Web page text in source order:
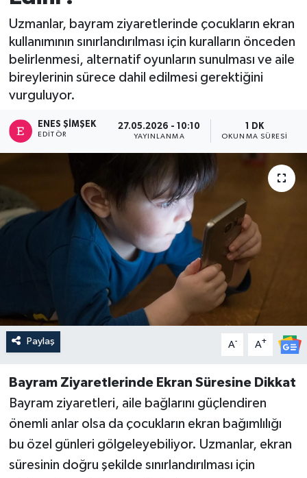
Uzmanlar, bayram ziyaretlerinde çocukların ekran
kullanımının sınırlandırılması için kuralların önceden
belirlenmesi, alternatif oyunların sunulması ve aile
bireylerinin sürece dahil edilmesi gerektiğini
vurguluyor.
ENES ŞIMŞEK
EDITÖR
27.05.2026 - 10:10
YAYINLANMA
1 DK
OKUNMA SÜRESI
Paylaş A- A+
Bayram Ziyaretlerinde Ekran Süresine Dikkat
Bayram ziyaretleri, aile bağlarını güçlendiren
önemli anlar olsa da çocukların ekran bağımlılığı
bu özel günleri gölgeleyebiliyor. Uzmanlar, ekran
süresinin doğru şekilde sınırlandırılması için